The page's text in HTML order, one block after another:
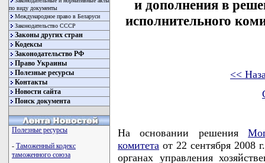
по виду документы
Международное право в Беларуси
Законодательство СССР
Законы других стран
Кодексы
Законодательство РФ
Право Украины
Полезные ресурсы
Контакты
Новости сайта
Поиск документа
Полезные ресурсы
- Таможенный кодекс
таможенного союза
и дополнения в
исполнительного
<<
На основании решения
комитета от 22 сентября 2008
органах управления